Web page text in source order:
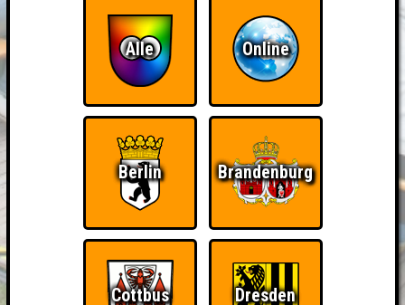
Alle Online
Berlin Brandenburg
Cottbus Dresden